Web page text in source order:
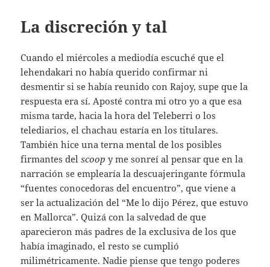
La discreción y tal
Cuando el miércoles a mediodía escuché que el
lehendakari no había querido confirmar ni
desmentir si se había reunido con Rajoy, supe que la
respuesta era sí. Aposté contra mi otro yo a que esa
misma tarde, hacia la hora del Teleberri o los
telediarios, el chachau estaría en los titulares.
También hice una terna mental de los posibles
firmantes delscoop y me sonreí al pensar que en la
narración se emplearía la descuajeringante fórmula
“fuentes conocedoras del encuentro”, que viene a
ser la actualización del “Me lo dijo Pérez, que estuvo
en Mallorca”. Quizá con la salvedad de que
aparecieron más padres de la exclusiva de los que
había imaginado, el resto se cumplió
milimétricamente. Nadie piense que tengo poderes